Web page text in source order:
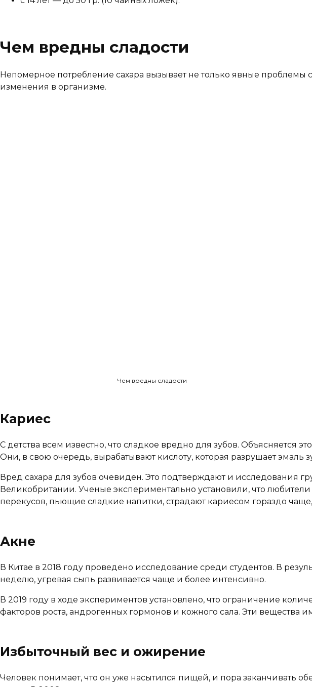
Чем вредны сладости
Непомерное потребление сахара вызывает не только явные
изменения в организме.
Чем вредны сладости
Кариес
С детства всем известно, что сладкое вредно для зубов. Объясняется
Они, в свою очередь, вырабатывают кислоту, которая разрушает
Вред сахара для зубов очевиден. Это подтверждают и исследования
Великобритании. Ученые экспериментально установили, что
перекусов, пьющие сладкие напитки, страдают кариесом гораздо
Акне
В Китае в 2018 году проведено исследование среди студентов. В
неделю, угревая сыпь развивается чаще и более интенсивно.
В 2019 году в ходе экспериментов установлено, что ограничение
факторов роста, андрогенных гормонов и кожного сала. Эти
Избыточный вес и ожирение
Человек понимает, что он уже насытился пищей, и пора заканчивать